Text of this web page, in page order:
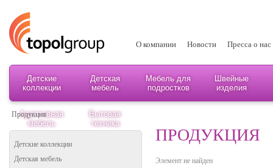
О компании Новости Пресса о нас
Детские
коллекции
Детская
мебель
Мебель для
подростков
Швейные
изделия
Адаптивная
мебель
Бытовая
техника
Продукция
Детские коллекции
Детская мебель
ПРОДУКЦИЯ
Элемент не найден